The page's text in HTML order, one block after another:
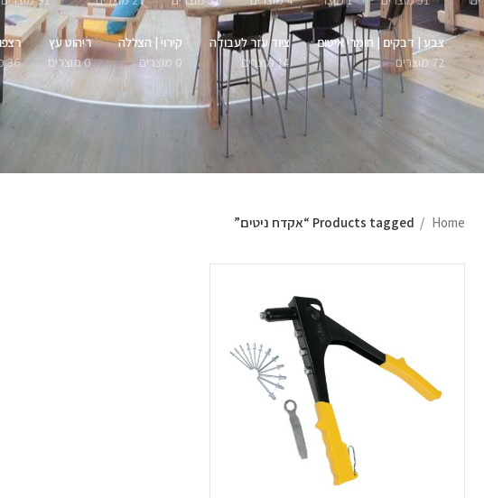
צבע | דבקים | חומרי איטום
72 מוצרים
ציוד עזר לעבודה
14 מוצרים
קירוי | הצללה
0 מוצרים
ריהוט עץ
0 מוצרים
36 מוצרים
Home Products tagged “אקדח ניטים”